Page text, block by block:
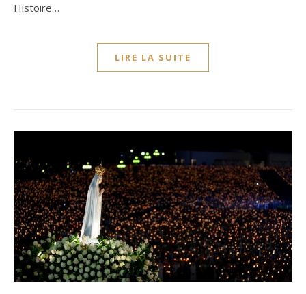
Histoire…
LIRE LA SUITE